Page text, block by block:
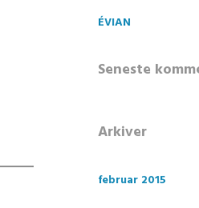
ÉVIAN
Seneste
Arkiver
februar 2015